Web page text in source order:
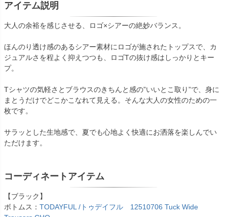
アイテム説明
大人の余裕を感じさせる、ロゴ×シアーの絶妙バランス。
ほんのり透け感のあるシアー素材にロゴが施されたトップスで、カ
ジュアルさを程よく抑えつつも、ロゴTの抜け感はしっかりとキー
プ。
Tシャツの気軽さとブラウスのきちんと感の”いいとこ取り”で、身に
まとうだけでどこかこなれて見える。そんな大人の女性のための一
枚です。
サラッとした生地感で、夏でも心地よく快適にお洒落を楽しんでい
ただけます。
コーディネートアイテム
【ブラック】
ボトムス： TODAYFUL /トゥデイフル 12510706 Tuck Wide